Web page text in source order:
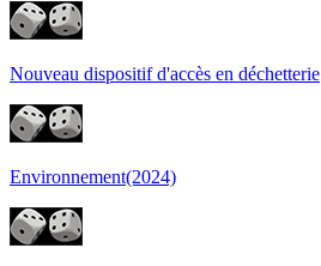
Nouveau dispositif d'accès en déchetterie
Environnement(2024)